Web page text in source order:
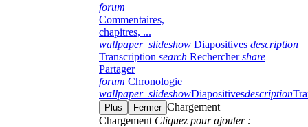
forum
Commentaires,
chapitres, ...
wallpaper_slideshow Diapositives description
Transcription search Rechercher share
Partager
forum Chronologie
wallpaper_slideshowDiapositivesdescription
Plus Fermer Chargement
Chargement Cliquez pour ajouter :